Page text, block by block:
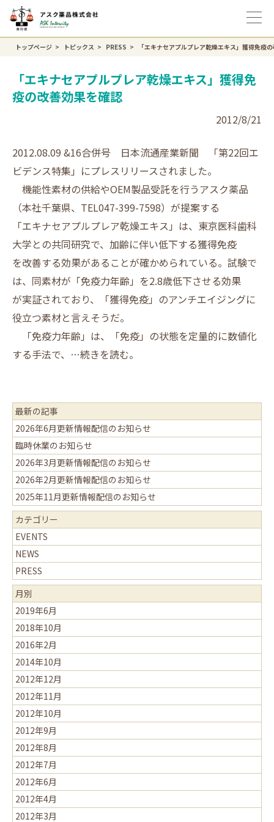
トップページ トピックス PRESS 「エキナセアプルプレア乾燥エキス」獲得免疫
「エキナセアプルプレア乾燥エキス」獲得免
疫の改善効果を確認
2012/8/21
2012.08.09 &16合併号 日本流通産業新聞 「第22回エ
ビデンス特集」にプレスリリースされました。
機能性素材の供給やOEM製品受託を行うアスク薬品
（本社千葉県、TEL047-399-7598）が提案する
「エキナセアプルプレア乾燥エキス」は、東京医科歯科
大学との共同研究で、加齢に伴い低下する獲得免疫
を改善する効果があることが確かめられている。試験で
は、同素材が「免疫力年齢」を2.8歳低下させる効果
が実証されており、「獲得免疫」のアンチエイジングに
役立つ素材と言えそうだ。
「免疫力年齢」は、「免疫」の状態を定量的に数値化
する手法で、 …続きを読む。
最新の記事
2026年6月更新情報配信のお知らせ
臨時休業のお知らせ
2026年3月更新情報配信のお知らせ
2026年2月更新情報配信のお知らせ
2025年11月更新情報配信のお知らせ
カテゴリー
EVENTS
NEWS
PRESS
月別
2019年6月
2018年10月
2016年2月
2014年10月
2012年12月
2012年11月
2012年10月
2012年9月
2012年8月
2012年7月
2012年6月
2012年4月
2012年3月